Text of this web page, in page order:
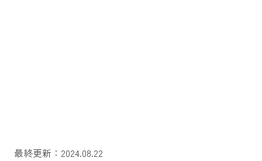
最終更新：2024.08.22